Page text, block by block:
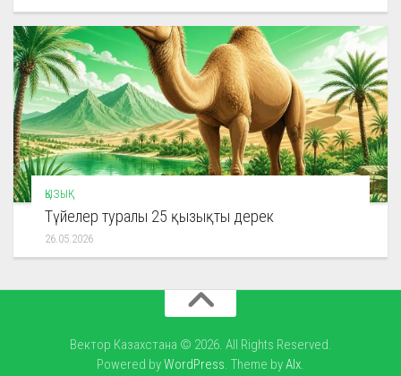
ҚЫЗЫҚ
Түйелер туралы 25 қызықты дерек
26.05.2026
Вектор Казахстана © 2026. All Rights Reserved.
Powered byWordPress. Theme byAlx.